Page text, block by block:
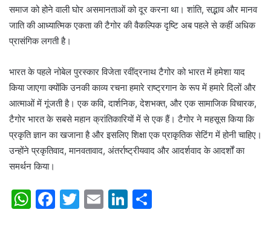
समाज को होने वाली घोर असमानताओं को दूर करना था। शांति, सद्भाव और मानव
जाति की आध्यात्मिक एकता की टैगोर की वैकल्पिक दृष्टि अब पहले से कहीं अधिक
प्रासंगिक लगती है।
भारत के पहले नोबेल पुरस्कार विजेता रवींद्रनाथ टैगोर को भारत में हमेशा याद
किया जाएगा क्योंकि उनकी काव्य रचना हमारे राष्ट्रगान के रूप में हमारे दिलों और
आत्माओं में गूंजती है। एक कवि, दार्शनिक, देशभक्त, और एक सामाजिक विचारक,
टैगोर भारत के सबसे महान क्रांतिकारियों में से एक हैं। टैगोर ने महसूस किया कि
प्रकृति ज्ञान का खजाना है और इसलिए शिक्षा एक प्राकृतिक सेटिंग में होनी चाहिए।
उन्होंने प्रकृतिवाद, मानवतावाद, अंतर्राष्ट्रीयवाद और आदर्शवाद के आदर्शों का
समर्थन किया।
W F
T
E
Li